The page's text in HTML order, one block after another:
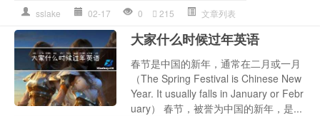
sslake 02-17 0 215 文章列表
大家什么时候过年英语
春节是中国的新年，通常在二月或一月
（The Spring Festival is Chinese New
Year. It usually falls in January or Febr
uary） 春节，被誉为中国的新年，是...